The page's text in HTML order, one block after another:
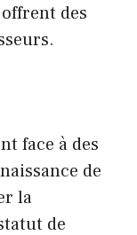
offrent des
face à des
de
la
de